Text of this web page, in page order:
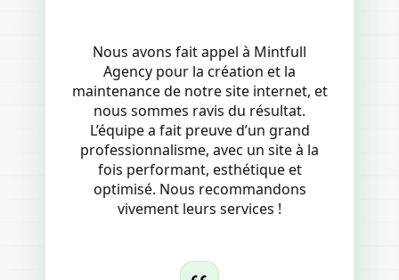
Nous avons fait appel à Mintfull
Agency pour la création et la
maintenance de notre site internet, et
nous sommes ravis du résultat.
L’équipe a fait preuve d’un grand
professionnalisme, avec un site à la
fois performant, esthétique et
optimisé. Nous recommandons
vivement leurs services !